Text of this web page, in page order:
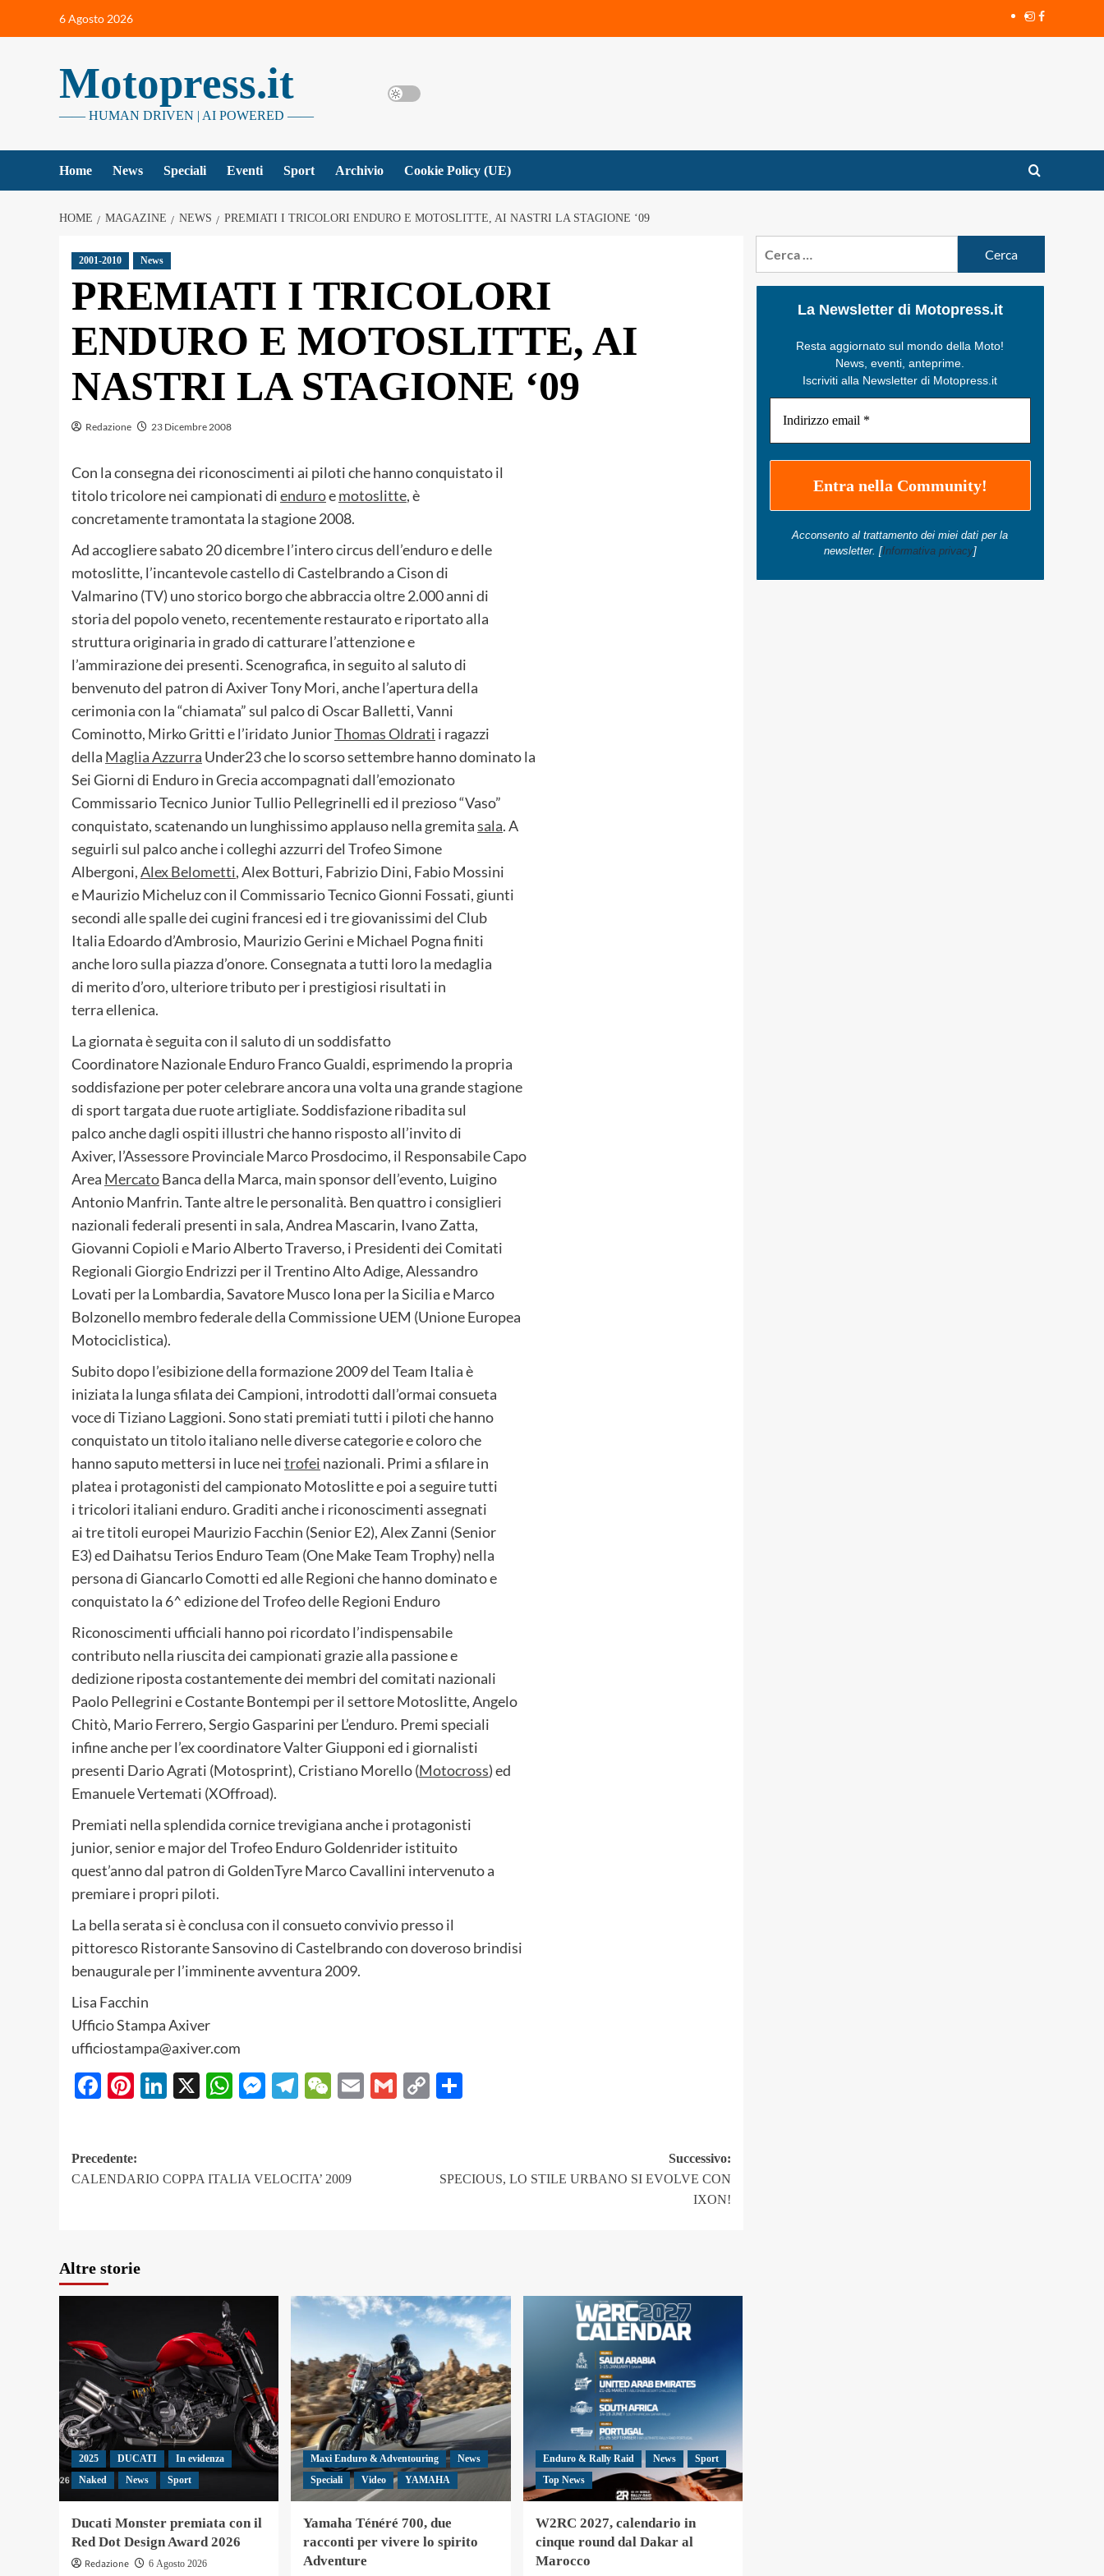
6 Agosto 2026 Instagram
Facebook
Motopress.it
—— HUMAN DRIVEN | AI POWERED ——
Home News Speciali Eventi Sport Archivio Cookie Policy (UE)
HOME MAGAZINE NEWS PREMIATI I TRICOLORI ENDURO E MOTOSLITTE, AI NASTRI LA STAGIONE ‘09
2001-2010 News
PREMIATI I TRICOLORI
ENDURO E MOTOSLITTE, AI
NASTRI LA STAGIONE ‘09
Redazione 23 Dicembre 2008
Con la consegna dei riconoscimenti ai piloti che hanno conquistato il
titolo tricolore nei campionati dienduroemotoslitte, è
concretamente tramontata la stagione 2008.
Ad accogliere sabato 20 dicembre l’intero circus dell’enduro e delle
motoslitte, l’incantevole castello di Castelbrando a Cison di
Valmarino (TV) uno storico borgo che abbraccia oltre 2.000 anni di
storia del popolo veneto, recentemente restaurato e riportato alla
struttura originaria in grado di catturare l’attenzione e
l’ammirazione dei presenti. Scenografica, in seguito al saluto di
benvenuto del patron di Axiver Tony Mori, anche l’apertura della
cerimonia con la “chiamata” sul palco di Oscar Balletti, Vanni
Cominotto, Mirko Gritti e l’iridato JuniorThomas Oldrati i ragazzi
della Maglia Azzurra Under23 che lo scorso settembre hanno dominato la
Sei Giorni di Enduro in Grecia accompagnati dall’emozionato
Commissario Tecnico Junior Tullio Pellegrinelli ed il prezioso “Vaso”
conquistato, scatenando un lunghissimo applauso nella gremitasala. A
seguirli sul palco anche i colleghi azzurri del Trofeo Simone
Albergoni,Alex Belometti, Alex Botturi, Fabrizio Dini, Fabio Mossini
e Maurizio Micheluz con il Commissario Tecnico Gionni Fossati, giunti
secondi alle spalle dei cugini francesi ed i tre giovanissimi del Club
Italia Edoardo d’Ambrosio, Maurizio Gerini e Michael Pogna finiti
anche loro sulla piazza d’onore. Consegnata a tutti loro la medaglia
di merito d’oro, ulteriore tributo per i prestigiosi risultati in
terra ellenica.
La giornata è seguita con il saluto di un soddisfatto
Coordinatore Nazionale Enduro Franco Gualdi, esprimendo la propria
soddisfazione per poter celebrare ancora una volta una grande stagione
di sport targata due ruote artigliate. Soddisfazione ribadita sul
palco anche dagli ospiti illustri che hanno risposto all’invito di
Axiver, l’Assessore Provinciale Marco Prosdocimo, il Responsabile Capo
Area MercatoBanca della Marca, main sponsor dell’evento, Luigino
Antonio Manfrin. Tante altre le personalità. Ben quattro i consiglieri
nazionali federali presenti in sala, Andrea Mascarin, Ivano Zatta,
Giovanni Copioli e Mario Alberto Traverso, i Presidenti dei Comitati
Regionali Giorgio Endrizzi per il Trentino Alto Adige, Alessandro
Lovati per la Lombardia, Savatore Musco Iona per la Sicilia e Marco
Bolzonello membro federale della Commissione UEM (Unione Europea
Motociclistica).
Subito dopo l’esibizione della formazione 2009 del Team Italia è
iniziata la lunga sfilata dei Campioni, introdotti dall’ormai consueta
voce di Tiziano Laggioni. Sono stati premiati tutti i piloti che hanno
conquistato un titolo italiano nelle diverse categorie e coloro che
hanno saputo mettersi in luce neitrofei nazionali. Primi a sfilare in
platea i protagonisti del campionato Motoslitte e poi a seguire tutti
i tricolori italiani enduro. Graditi anche i riconoscimenti assegnati
ai tre titoli europei Maurizio Facchin (Senior E2), Alex Zanni (Senior
E3) ed Daihatsu Terios Enduro Team (One Make Team Trophy) nella
persona di Giancarlo Comotti ed alle Regioni che hanno dominato e
conquistato la 6^ edizione del Trofeo delle Regioni Enduro
Riconoscimenti ufficiali hanno poi ricordato l’indispensabile
contributo nella riuscita dei campionati grazie alla passione e
dedizione riposta costantemente dei membri del comitati nazionali
Paolo Pellegrini e Costante Bontempi per il settore Motoslitte, Angelo
Chitò, Mario Ferrero, Sergio Gasparini per L’enduro. Premi speciali
infine anche per l’ex coordinatore Valter Giupponi ed i giornalisti
presenti Dario Agrati (Motosprint), Cristiano Morello (Motocross) ed
Emanuele Vertemati (XOffroad).
Premiati nella splendida cornice trevigiana anche i protagonisti
junior, senior e major del Trofeo Enduro Goldenrider istituito
quest’anno dal patron di GoldenTyre Marco Cavallini intervenuto a
premiare i propri piloti.
La bella serata si è conclusa con il consueto convivio presso il
pittoresco Ristorante Sansovino di Castelbrando con doveroso brindisi
benaugurale per l’imminente avventura 2009.
Lisa Facchin
Ufficio Stampa Axiver
ufficiostampa@axiver.com
Facebook
Pinterest
LinkedIn
X WhatsApp
Messenger
Telegram
WeChat
EmailGmail
Copy
Navigazione
articolo
Precedente:
CALENDARIO COPPA ITALIA VELOCITA’ 2009
Successivo:
SPECIOUS, LO STILE URBANO SI EVOLVE CON
IXON!
Altre storie
2025 DUCATI
In evidenza
Naked
News Sport
Ducati Monster premiata con il
Red Dot Design Award 2026
Redazione 6 Agosto 2026
Maxi Enduro & Adventouring
News
Speciali
Video YAMAHA
Yamaha Ténéré 700, due
racconti per vivere lo spirito
Adventure
Enduro & Rally Raid News
Sport
Top News
W2RC 2027, calendario in
cinque round dal Dakar al
Marocco
La Newsletter di Motopress.it
Resta aggiornato sul mondo della Moto!
News, eventi, anteprime.
Iscriviti alla Newsletter di Motopress.it
Acconsento al trattamento dei miei dati per la
newsletter. [Informativa privacy]